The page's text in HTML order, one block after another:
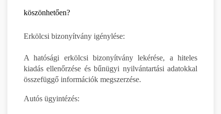
köszönhetően?
Erkölcsi bizonyítvány igénylése:
A hatósági erkölcsi bizonyítvány lekérése, a hiteles
kiadás ellenőrzése és bűnügyi nyilvántartási adatokkal
összefüggő információk megszerzése.
Autós ügyintézés: